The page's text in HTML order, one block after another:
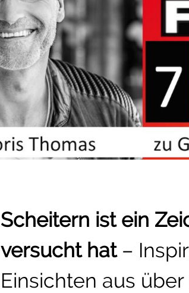
Scheitern ist ein
versucht hat –
Einsichten aus über